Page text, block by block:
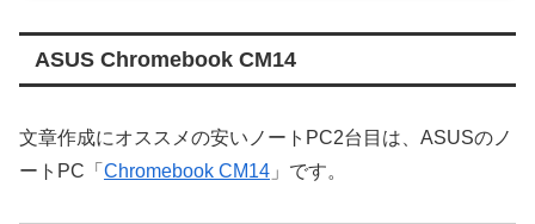
ASUS Chromebook CM14
文章作成にオススメの安いノートPC2台目は、ASUSのノ
ートPC「 Chromebook CM14 」です。